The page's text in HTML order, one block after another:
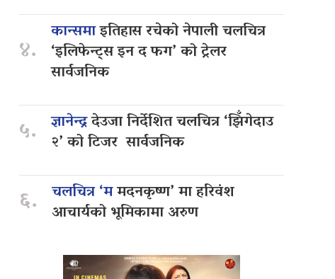
४.
कान्समाइतिहास रचेको नेपाली चलचित्र
‘इलिफेन्ट्स इन द फग’ को ट्रेलर
सार्वजनिक
५. ज्ञानेन्द्रदेउजा निर्देशित चलचित्र ‘झिँगेदाउ
२’ को टिजर सार्वजनिक
६. चलचित्र ‘ममदनकृष्ण’ मा हरिवंश
आचार्यको भूमिकामा अरुण